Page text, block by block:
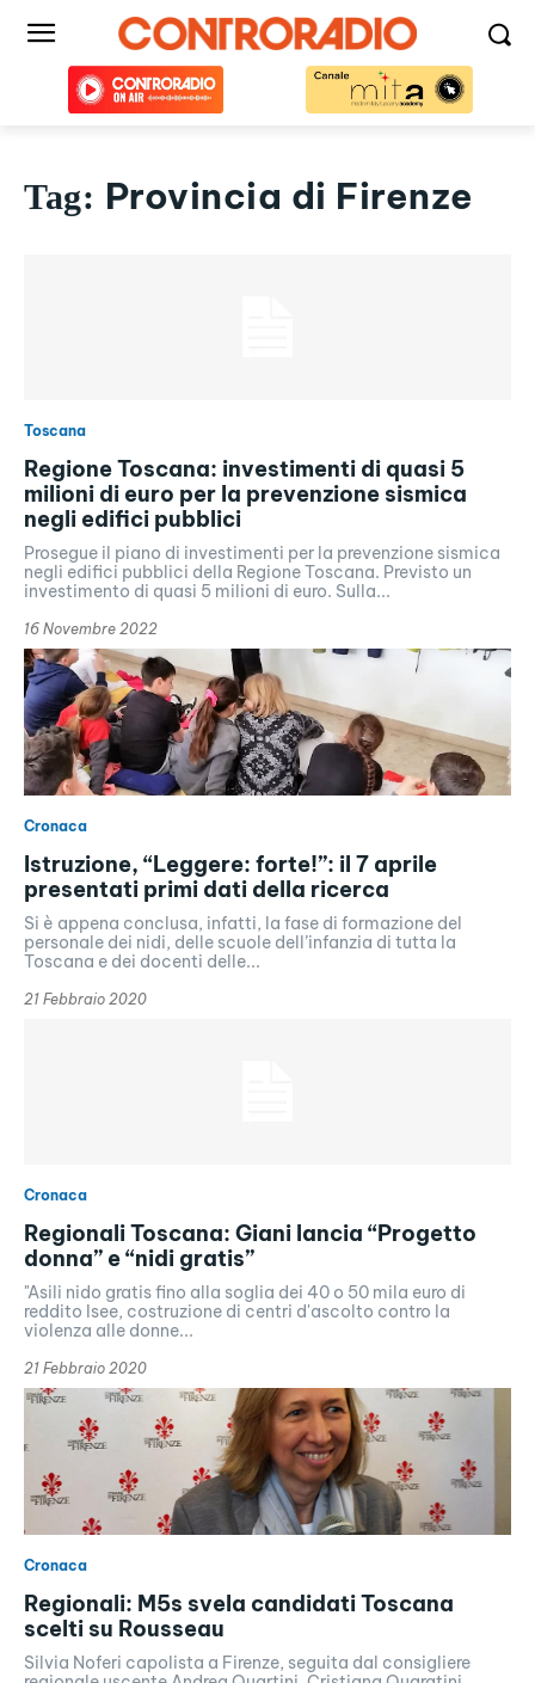
Tag: Provincia di Firenze
Toscana
Regione Toscana: investimenti di quasi 5
milioni di euro per la prevenzione sismica
negli edifici pubblici
Prosegue il piano di investimenti per la prevenzione sismica
negli edifici pubblici della Regione Toscana. Previsto un
investimento di quasi 5 milioni di euro. Sulla...
16 Novembre 2022
Cronaca
Istruzione, “Leggere: forte!”: il 7 aprile
presentati primi dati della ricerca
Si è appena conclusa, infatti, la fase di formazione del
personale dei nidi, delle scuole dell’infanzia di tutta la
Toscana e dei docenti delle...
21 Febbraio 2020
Cronaca
Regionali Toscana: Giani lancia “Progetto
donna” e “nidi gratis”
"Asili nido gratis fino alla soglia dei 40 o 50 mila euro di
reddito Isee, costruzione di centri d'ascolto contro la
violenza alle donne...
21 Febbraio 2020
Cronaca
Regionali: M5s svela candidati Toscana
scelti su Rousseau
Silvia Noferi capolista a Firenze, seguita dal consigliere